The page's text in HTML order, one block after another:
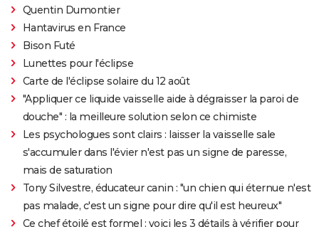
Quentin Dumontier
Hantavirus en France
Bison Futé
Lunettes pour l'éclipse
Carte de l'éclipse solaire du 12 août
"Appliquer ce liquide vaisselle aide à dégraisser la paroi de
douche" : la meilleure solution selon ce chimiste
Les psychologues sont clairs : laisser la vaisselle sale
s'accumuler dans l'évier n'est pas un signe de paresse,
mais de saturation
Tony Silvestre, éducateur canin : "un chien qui éternue n'est
pas malade, c'est un signe pour dire qu'il est heureux"
Ce chef étoilé est formel : voici les 3 détails à vérifier pour